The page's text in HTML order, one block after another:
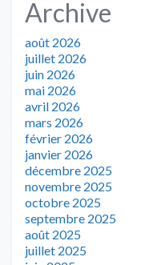
Archive
août 2026
juillet 2026
juin 2026
mai 2026
avril 2026
mars 2026
février 2026
janvier 2026
décembre 2025
novembre 2025
octobre 2025
septembre 2025
août 2025
juillet 2025